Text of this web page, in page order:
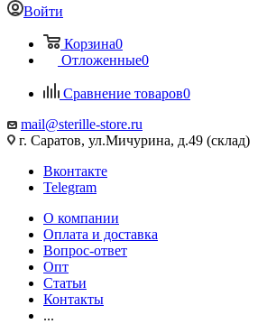
Войти
Корзина0
Отложенные0
Сравнение товаров0
mail@sterille-store.ru
г. Саратов, ул.Мичурина, д.49 (склад)
Вконтакте
Telegram
О компании
Оплата и доставка
Вопрос-ответ
Опт
Статьи
Контакты
...